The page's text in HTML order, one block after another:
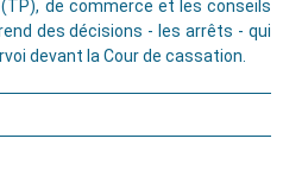
de commerce et les conseils
des décisions - les arrêts - qui
devant la Cour de cassation.